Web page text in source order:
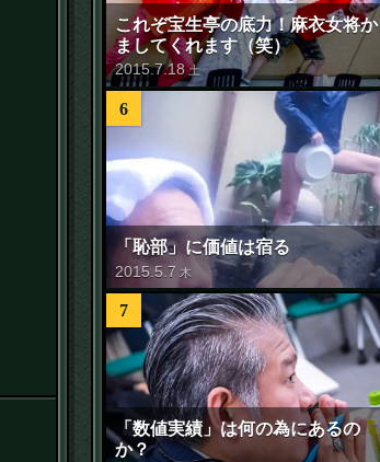
これぞ宝生亭の底力！麻衣女将か
ましてくれます（笑）
2015.7.18 土
6
「恥部」に価値は宿る
2015 .5 .7 木
7
「数値実績」は何の為にあるの
か？